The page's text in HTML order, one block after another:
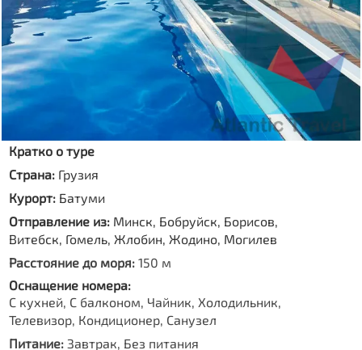
Кратко о туре
Страна: Грузия
Курорт: Батуми
Отправление из: Минск, Бобруйск, Борисов,
Витебск, Гомель, Жлобин, Жодино, Могилев
Расстояние до моря: 150 м
Оснащение номера:
С кухней, С балконом, Чайник, Холодильник,
Телевизор, Кондиционер, Санузел
Питание: Завтрак, Без питания